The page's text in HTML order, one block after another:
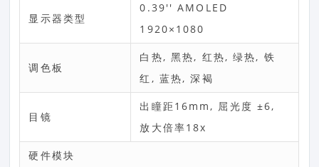
显示器类型
0.39'' AMOLED
1920×1080
调色板
白热, 黑热, 红热, 绿热, 铁
红, 蓝热, 深褐
目镜
出瞳距16mm, 屈光度 ±6,
放大倍率18x
硬件模块